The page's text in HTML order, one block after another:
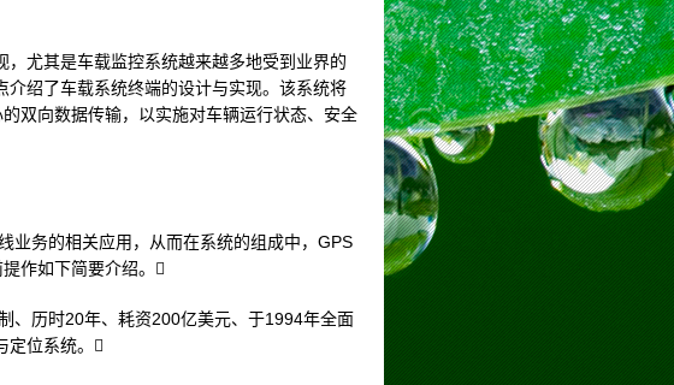
尤其是车载监控系统越来越多地受到业界的
绍了车载系统终端的设计与实现。该系统将
双向数据传输，以实施对车辆运行状态、安全
业务的相关应用，从而在系统的组成中，GPS
作如下简要介绍。
、历时20年、耗资200亿美元、于1994年全面
定位系统。